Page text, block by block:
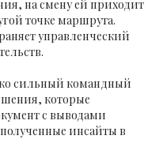
на смену ей приходит
точке маршрута.
управленческий
сильный командный
которые
с выводами
инсайты в